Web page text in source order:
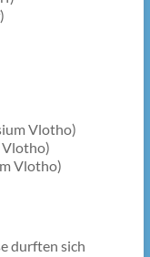
Vlotho)
Vlotho)
Vlotho)
durften sich